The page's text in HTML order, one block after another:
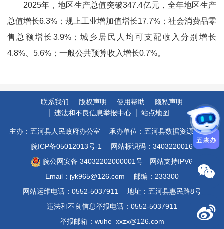
2025年，地区生产总值突破347.4亿元，全年地区生产
总值增长6.3%；规上工业增加值增长17.7%；社会消费品零
售总额增长3.9%；城乡居民人均可支配收入分别增长
4.8%、5.6%；一般公共预算收入增长0.7%。
联系我们 版权声明 使用帮助
隐私声明
违法和不良信息举报中心
站点地图
主办：五河县人民政府办公室
承办单位：五河县数据资源管理局
皖ICP备05012013号-1
网站标识码：3403220016
皖公网安备 34032202000001号
网站支持IPV6
Email：jyk965@126.com
邮编：233300
网站运维电话：0552-5037911
地址：五河县惠民路8号
违法和不良信息举报电话：0552-5037911
举报邮箱：wuhe_xxzx@126.com